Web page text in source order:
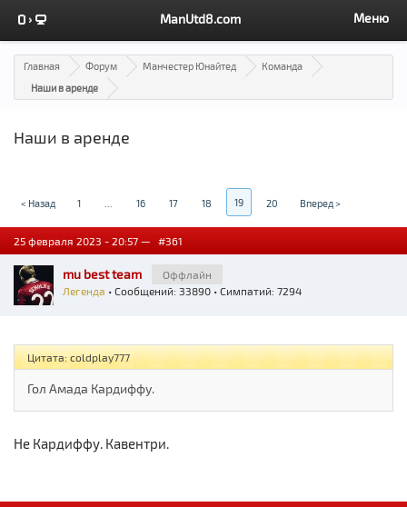
ManUtd8.com Меню
Главная Форум Манчестер Юнайтед
Команда
Наши в аренде
Наши в аренде
< Назад 1 16 17 18 19 20 Вперед >
25 февраля 2023 - 20:57 — #361
mu best team
Оффлайн
Легенда • Сообщений: 33890 • Симпатий: 7294
Цитата: coldplay777
Гол Амада Кардиффу.
Не Кардиффу. Кавентри.